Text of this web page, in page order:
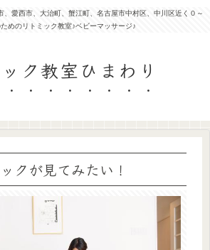
、愛西市、大治町、蟹江町、名古屋市中村区、中川区近く０～
めのリトミック教室♪ベビーマッサージ♪
ク教室ひまわり
クが見てみたい！